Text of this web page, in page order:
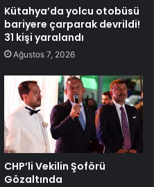
Kütahya’da yolcu otobüsü
bariyere çarparak devrildi!
31 kişi yaralandı
Ağustos 7, 2026
CHP’li Vekilin Şoförü
Gözaltında